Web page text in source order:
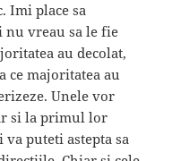
Imi place sa
nu vreau sa le fie
au decolat,
ce majoritatea au
Unele vor
si la primul lor
puteti astepta sa